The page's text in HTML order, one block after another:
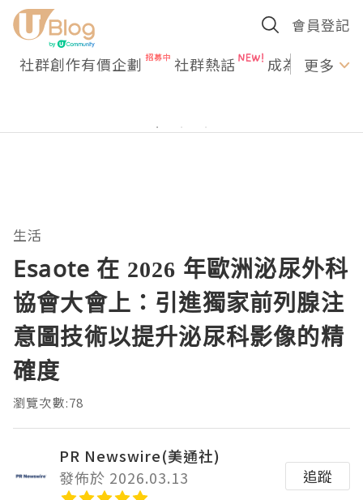
會員登記
社群創作有價企劃 社群熱話 成為U更多
生活
Esaote 在 2026 年歐洲泌尿外科
協會大會上：引進獨家前列腺注
意圖技術以提升泌尿科影像的精
確度
瀏覽次數:78
PR Newswire(美通社)
發佈於 2026.03.13
追蹤